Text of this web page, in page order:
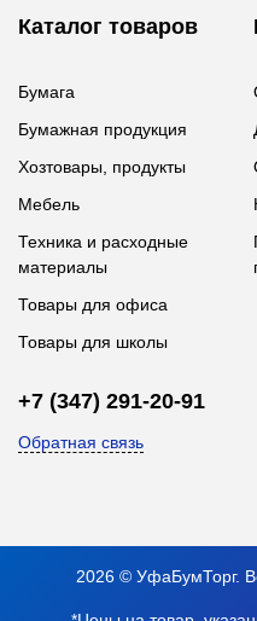
Каталог товаров
Бумага
Бумажная продукция
Хозтовары, продукты
Мебель
Техника и расходные
материалы
Товары для офиса
Товары для школы
+7 (347) 291-20-91
Обратная связь
2026 © УфаБумТорг.